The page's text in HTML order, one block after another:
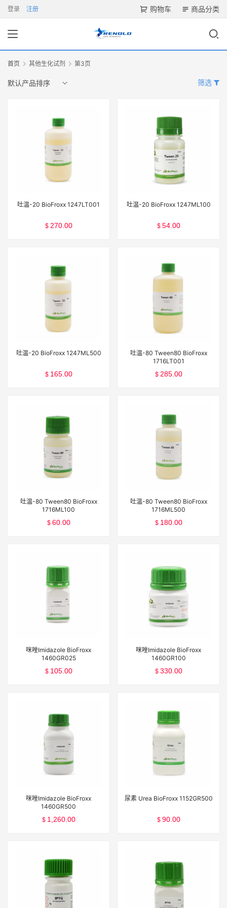
登录 注册 购物车 商品分类
首页 其他生化试剂 第3页
筛选
吐温-20 BioFroxx 1247LT001
$ 270.00
吐温-20 BioFroxx 1247ML100
$ 54.00
吐温-20 BioFroxx 1247ML500
$ 165.00
吐温-80 Tween80 BioFroxx
1716LT001
$ 285.00
吐温-80 Tween80 BioFroxx
1716ML100
$ 60.00
吐温-80 Tween80 BioFroxx
1716ML500
$ 180.00
咪唑Imidazole BioFroxx
1460GR025
$ 105.00
咪唑Imidazole BioFroxx
1460GR100
$ 330.00
咪唑Imidazole BioFroxx
1460GR500
$ 1,260.00
尿素 Urea BioFroxx 1152GR500
$ 90.00